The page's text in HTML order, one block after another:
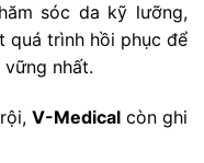
sóc da kỹ lưỡng,
quá trình hồi phục để
nhất.
V-Medical còn ghi